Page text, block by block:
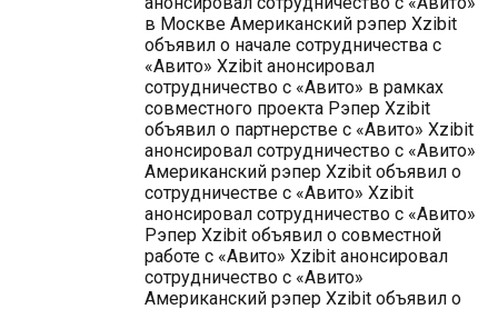
в Москве Американский рэпер Xzibit
объявил о начале сотрудничества с
«Авито» Xzibit анонсировал
сотрудничество с «Авито» в рамках
совместного проекта Рэпер Xzibit
объявил о партнерстве с «Авито» Xzibit
анонсировал сотрудничество с «Авито»
Американский рэпер Xzibit объявил о
сотрудничестве с «Авито» Xzibit
анонсировал сотрудничество с «Авито»
Рэпер Xzibit объявил о совместной
работе с «Авито» Xzibit анонсировал
сотрудничество с «Авито»
Американский рэпер Xzibit объявил о